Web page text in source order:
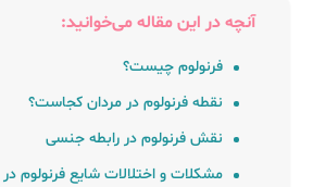
آنچه در این مقاله می‌خوانید:
فرنولوم چیست؟
نقطه فرنولوم در مردان کجاست؟
نقش فرنولوم در رابطه جنسی
مشکلات و اختلالات شایع فرنولوم